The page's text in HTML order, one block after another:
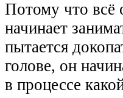
Потому что всё
начинает
пытается
голове, он
в процессе